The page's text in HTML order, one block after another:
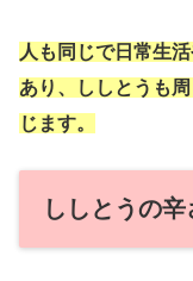
人も同じで日常生
あり、ししとうも
じます。
ししとうの